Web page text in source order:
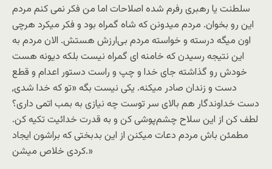
سلطنت یا رهبری رفرم شده اصلاحات اما من فکر نمی کنم مردم
این رو بخوان. مردم میدونن که شاه گمراه بود و فکر میکرد هرچی
اون میگه درسته و خواسته مردم بی‌ارزش هستش. الان مردم به
این نتیجه رسیدن که خامنه ای گمراه نیست بلکه دیونه هست
خودش رو گذاشته جای خدا و چپ و راست دستور اعدام و قطع
دست و زندان صادر میکنه. یکی نیست بگه «تو که خدا شدی,
دست خداوندگار هم بالای سر توست چه نیازی به بمب اتمی داری؟
لطف کن از این سلاح چشم‌پوشی کن و به قدرت خدائیت تکیه کن.
مطمئن باش مردم دعات میکنن از این بدبختی که براشون ایجاد
کردی خلاص میشن.»